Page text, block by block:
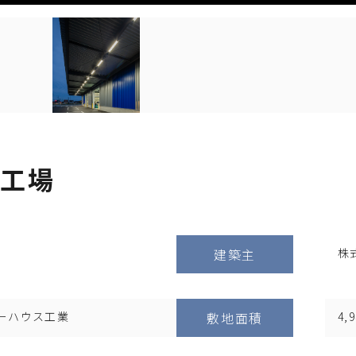
場
建築主 株
ハウス工業 敷地面積